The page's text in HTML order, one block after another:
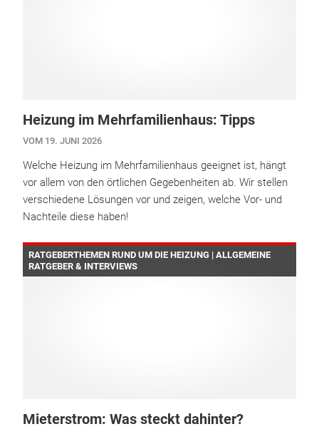
Heizung im Mehrfamilienhaus: Tipps
VOM 19. JUNI 2026
Welche Heizung im Mehrfamilienhaus geeignet ist, hängt
vor allem von den örtlichen Gegebenheiten ab. Wir stellen
verschiedene Lösungen vor und zeigen, welche Vor- und
Nachteile diese haben!
RATGEBERTHEMEN RUND UM DIE HEIZUNG | ALLGEMEINE
RATGEBER & INTERVIEWS
Mieterstrom: Was steckt dahinter?